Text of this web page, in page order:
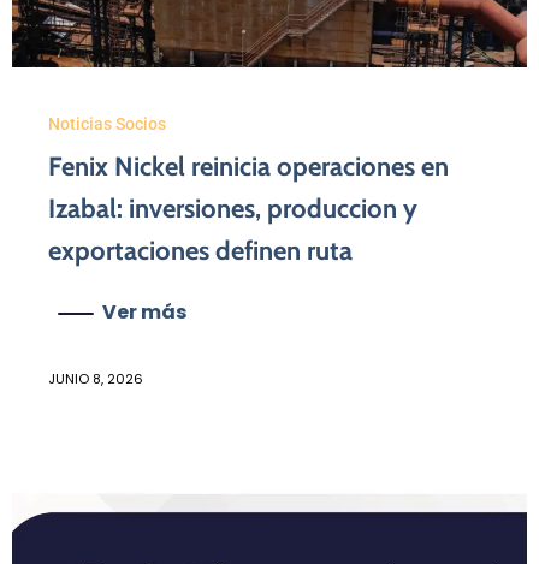
Noticias Socios
Fenix Nickel reinicia operaciones en
Izabal: inversiones, produccion y
exportaciones definen ruta
Ver más
JUNIO 8, 2026